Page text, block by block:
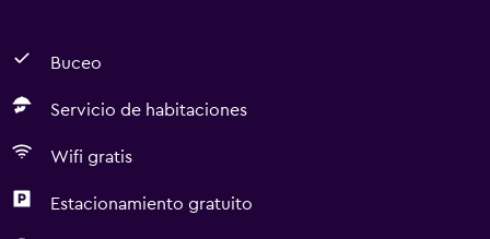
Buceo
Servicio de habitaciones
Wifi gratis
Estacionamiento gratuito